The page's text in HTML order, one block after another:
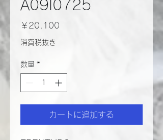
A09I0725
￥20,100
消費税抜き
数量 *
カートに追加する